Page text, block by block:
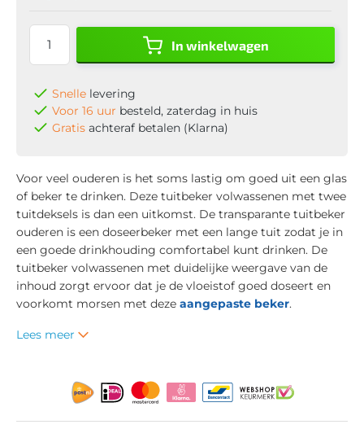
In winkelwagen
Snelle levering
Voor 16 uur besteld, zaterdag in huis
Gratis achteraf betalen (Klarna)
Voor veel ouderen is het soms lastig om goed uit een glas
of beker te drinken. Deze tuitbeker volwassenen met twee
tuitdeksels is dan een uitkomst. De transparante tuitbeker
ouderen is een doseerbeker met een lange tuit zodat je in
een goede drinkhouding comfortabel kunt drinken. De
tuitbeker volwassenen met duidelijke weergave van de
inhoud zorgt ervoor dat je de vloeistof goed doseert en
voorkomt morsen met deze aangepaste beker.
Lees meer